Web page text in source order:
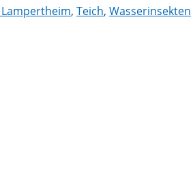
Lampertheim, Teich, Wasserinsekten